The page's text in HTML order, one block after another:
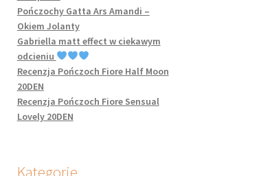
Pończochy Gatta Ars Amandi –
Okiem Jolanty
Gabriella matt effect w ciekawym
odcieniu
Recenzja Pończoch Fiore Half Moon
20DEN
Recenzja Pończoch Fiore Sensual
Lovely 20DEN
Kategorie